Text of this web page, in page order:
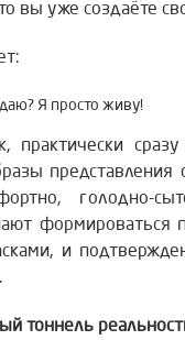
вы уже создаёте
Я просто живу!
практически
голодно-
формироваться
и
тоннель